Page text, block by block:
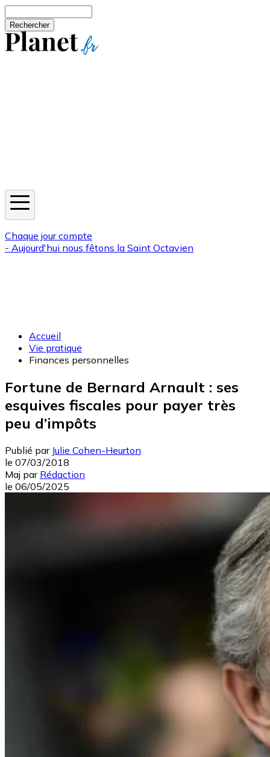
Chaque jour compte
- Aujourd'hui nous fêtons la Saint Octavien
Accueil
Vie pratique
Finances personnelles
Fortune de Bernard Arnault : ses
esquives fiscales pour payer très
peu d’impôts
Publié par Julie Cohen-Heurton
le 07/03/2018
Maj par Rédaction
le 06/05/2025